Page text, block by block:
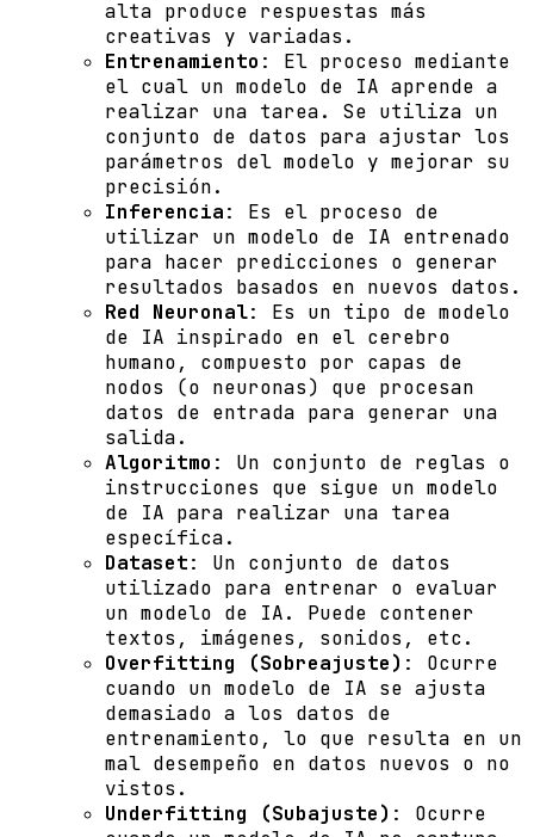
alta produce respuestas más
creativas y variadas.
Entrenamiento : El proceso mediante
el cual un modelo de IA aprende a
realizar una tarea. Se utiliza un
conjunto de datos para ajustar los
parámetros del modelo y mejorar su
precisión.
Inferencia: Es el proceso de
utilizar un modelo de IA entrenado
para hacer predicciones o generar
resultados basados en nuevos datos.
Red Neuronal: Es un tipo de modelo
de IA inspirado en el cerebro
humano, compuesto por capas de
nodos (o neuronas) que procesan
datos de entrada para generar una
salida.
Algoritmo : Un conjunto de reglas o
instrucciones que sigue un modelo
de IA para realizar una tarea
específica.
Dataset: Un conjunto de datos
utilizado para entrenar o evaluar
un modelo de IA. Puede contener
textos, imágenes, sonidos, etc.
Overfitting (Sobreajuste) : Ocurre
cuando un modelo de IA se ajusta
demasiado a los datos de
entrenamiento, lo que resulta en un
mal desempeño en datos nuevos o no
vistos.
Underfitting (Subajuste) : Ocurre